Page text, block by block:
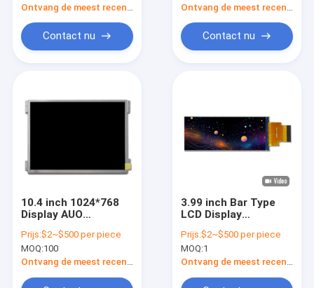
Contact nu Contact nu
10.4 inch 1024*768
Display AUO
Display Panel
Provider
Prijs:$2~$500 per piece
MOQ:100
3.99 inch Bar Type
LCD Display
LCD Display paneel
Prijs:$2~$500 per piece
MOQ:1